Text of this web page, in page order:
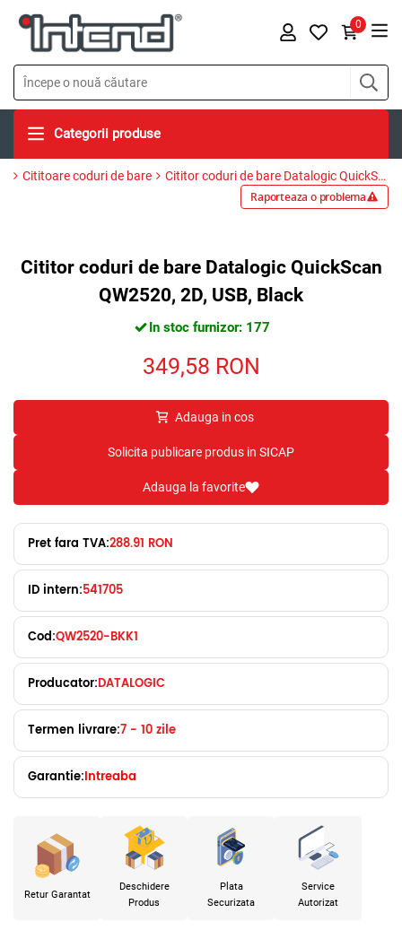
0
Categorii produse
Cititoare coduri de bare Cititor coduri de bare Datalogic QuickScan QW2520, 2D, USB, Black
Raporteaza o problema
Cititor coduri de bare Datalogic QuickScan
QW2520, 2D, USB, Black
In stoc furnizor: 177
349,58 RON
Adauga in cos
Solicita publicare produs in SICAP
Adauga la favorite
Pret fara TVA:288.91 RON
ID intern:541705
Cod:QW2520-BKK1
Producator:DATALOGIC
Termen livrare:7 - 10 zile
Garantie:Intreaba
Retur Garantat
Deschidere
Produs
Plata
Securizata
Service
Autorizat